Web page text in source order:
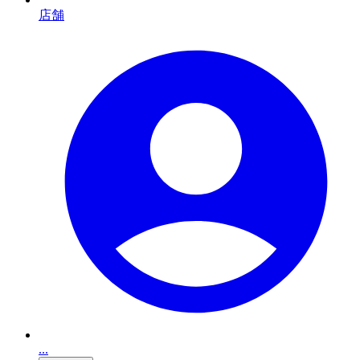
店舗
...